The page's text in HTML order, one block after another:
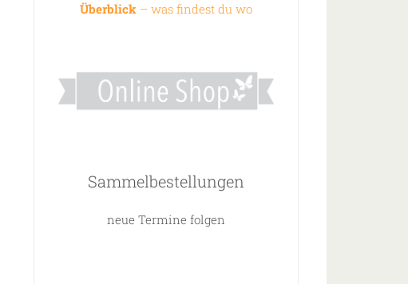
Überblick – was findest du wo
Sammelbestellungen
neue Termine folgen